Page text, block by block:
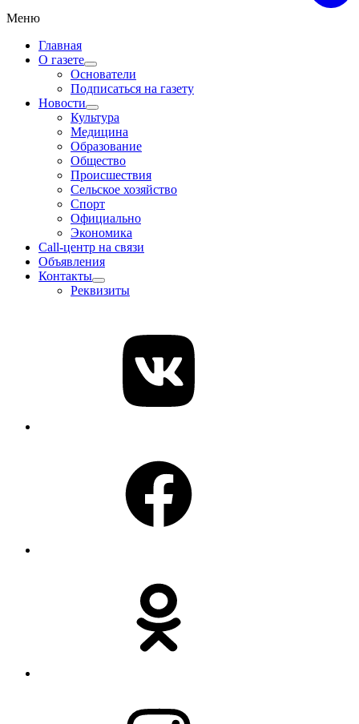
Меню
Главная
О газете
Основатели
Подписаться на газету
Новости
Культура
Медицина
Образование
Общество
Происшествия
Сельское хозяйство
Спорт
Официально
Экономика
Call-центр на связи
Объявления
Контакты
Реквизиты